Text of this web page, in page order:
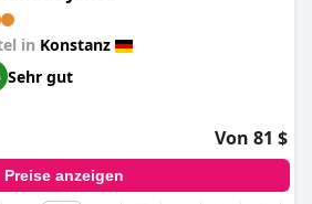
Ambiente des orientalischen
der Speisen. Die Betten des Hotels
bieten den Gästen aber einen
Insgesamt bietet das
und luxuriöse Atmosphäre und ist
Aufenthalte in Konstanz.
in Konstanz
Sehr gut
Von 81 $
Preise anzeigen